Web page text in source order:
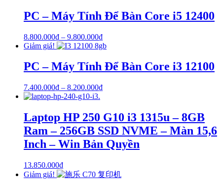
PC – Máy Tính Để Bàn Core i5 12400
8.800.000₫ – 9.800.000₫
Giảm giá!
PC – Máy Tính Để Bàn Core i3 12100
7.400.000₫ – 8.200.000₫
Laptop HP 250 G10 i3 1315u – 8GB
Ram – 256GB SSD NVME – Màn 15,6
Inch – Win Bản Quyền
13.850.000₫
Giảm giá!